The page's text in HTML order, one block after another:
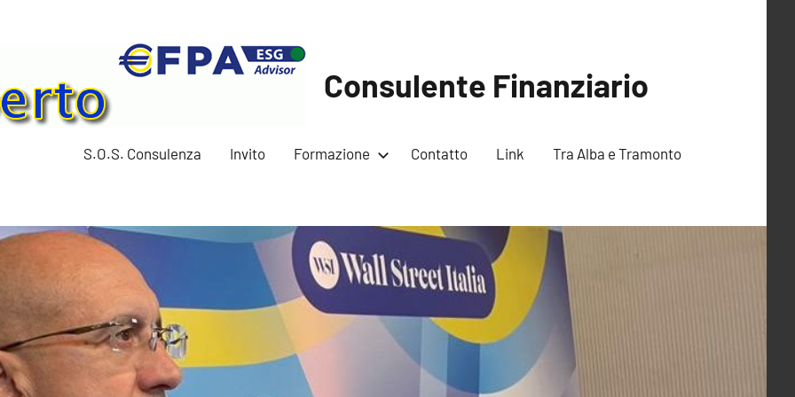
Consulente Finanziario
S.O.S. Consulenza Invito Formazione Contatto Link Tra Alba e Tramonto